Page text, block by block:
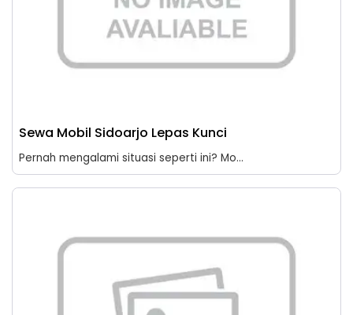
Sewa Mobil Sidoarjo Lepas Kunci
Pernah mengalami situasi seperti ini? Mo...